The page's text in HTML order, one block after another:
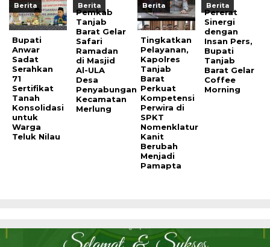
Berita
Bupati
Anwar
Sadat
Serahkan
71
Sertifikat
Tanah
Konsolidasi
untuk
Warga
Teluk Nilau
Berita
Pemkab
Tanjab
Barat Gelar
Safari
Ramadan
di Masjid
Al-ULA
Desa
Penyabungan
Kecamatan
Merlung
Berita
Tingkatkan
Pelayanan,
Kapolres
Tanjab
Barat
Perkuat
Kompetensi
Perwira di
SPKT
Nomenklatur
Kanit
Berubah
Menjadi
Pamapta
Berita
Pererat
Sinergi
dengan
Insan Pers,
Bupati
Tanjab
Barat Gelar
Coffee
Morning